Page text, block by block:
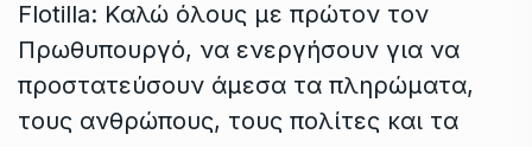
Flotilla: Καλώ όλους με πρώτον τον
Πρωθυπουργό, να ενεργήσουν για να
προστατεύσουν άμεσα τα πληρώματα,
τους ανθρώπους, τους πολίτες και τα